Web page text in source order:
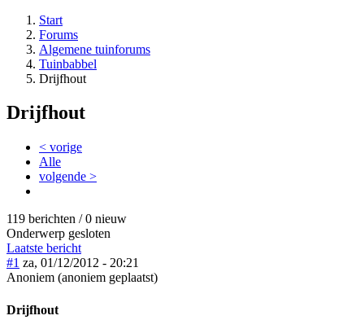
Start
Forums
Algemene tuinforums
Tuinbabbel
Drijfhout
Drijfhout
< vorige
Alle
volgende >
119 berichten / 0 nieuw
Onderwerp gesloten
Laatste bericht
#1 za, 01/12/2012 - 20:21
Anoniem (anoniem geplaatst)
Drijfhout